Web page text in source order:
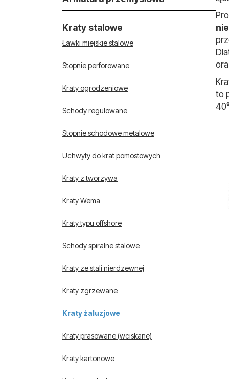
Kraty stalowe
Ławki miejskie stalowe
Stopnie perforowane
Kraty ogrodzeniowe
Schody regulowane
Stopnie schodowe metalowe
Uchwyty do krat pomostowych
Kraty z tworzywa
Kraty Wema
Kraty typu offshore
Schody spiralne stalowe
Kraty ze stali nierdzewnej
Kraty zgrzewane
Kraty żaluzjowe
Kraty prasowane (wciskane)
Kraty kartonowe
to